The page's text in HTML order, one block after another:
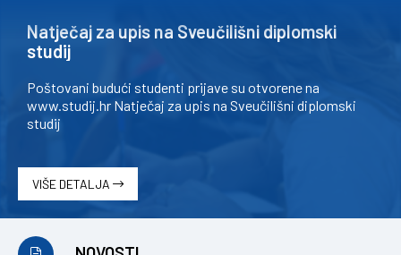
Natječaj za upis na Sveučilišni diplomski
studij
Poštovani budući studenti prijave su otvorene na
www.studij.hr Natječaj za upis na Sveučilišni diplomski
studij
VIŠE DETALJA